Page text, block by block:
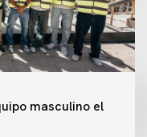
masculino el